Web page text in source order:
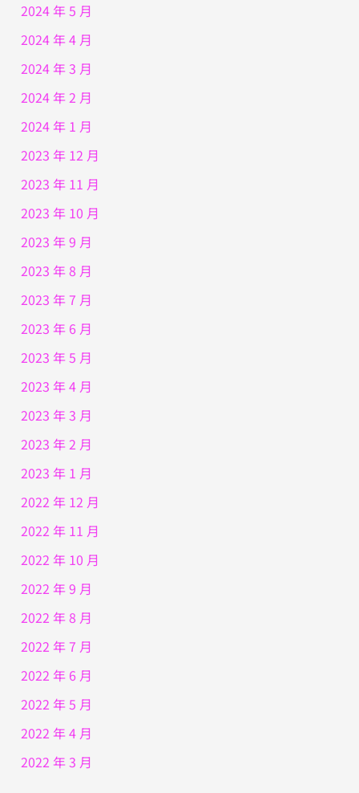
2024 年 5 月
2024 年 4 月
2024 年 3 月
2024 年 2 月
2024 年 1 月
2023 年 12 月
2023 年 11 月
2023 年 10 月
2023 年 9 月
2023 年 8 月
2023 年 7 月
2023 年 6 月
2023 年 5 月
2023 年 4 月
2023 年 3 月
2023 年 2 月
2023 年 1 月
2022 年 12 月
2022 年 11 月
2022 年 10 月
2022 年 9 月
2022 年 8 月
2022 年 7 月
2022 年 6 月
2022 年 5 月
2022 年 4 月
2022 年 3 月